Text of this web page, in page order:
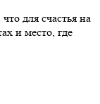
для счастья на
и место, где